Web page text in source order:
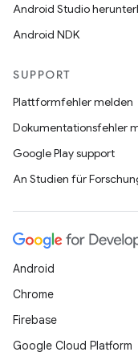
Android Studio
Android NDK
SUPPORT
Plattformfehler melden
Dokumentationsfehler
Google Play support
An Studien für
Android
Chrome
Firebase
Google Cloud Platform